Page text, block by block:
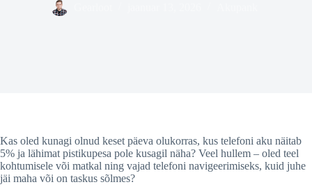
Kas oled kunagi olnud keset päeva olukorras, kus telefoni aku näitab
5% ja lähimat pistikupesa pole kusagil näha? Veel hullem – oled teel
kohtumisele või matkal ning vajad telefoni navigeerimiseks, kuid juhe
jäi maha või on taskus sõlmes?